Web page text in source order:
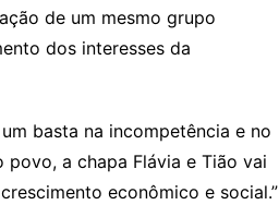
de um mesmo grupo
dos interesses da
basta na incompetência e no
povo, a chapa Flávia e Tião vai
econômico e social.”